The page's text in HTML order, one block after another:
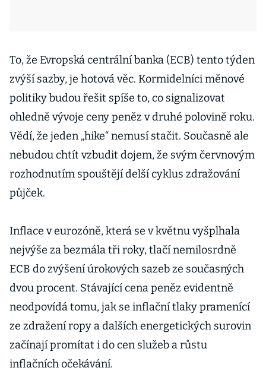
To, že Evropská centrální banka (ECB) tento týden
zvýší sazby, je hotová věc. Kormidelníci měnové
politiky budou řešit spíše to, co signalizovat
ohledně vývoje ceny peněz v druhé polovině roku.
Vědí, že jeden „hike“ nemusí stačit. Současně ale
nebudou chtít vzbudit dojem, že svým červnovým
rozhodnutím spouštějí delší cyklus zdražování
půjček.
Inflace v eurozóně, která se v květnu vyšplhala
nejvýše za bezmála tři roky, tlačí nemilosrdně
ECB do zvýšení úrokových sazeb ze současných
dvou procent. Stávající cena peněz evidentně
neodpovídá tomu, jak se inflační tlaky pramenící
ze zdražení ropy a dalších energetických surovin
začínají promítat i do cen služeb a růstu
inflačních očekávání.